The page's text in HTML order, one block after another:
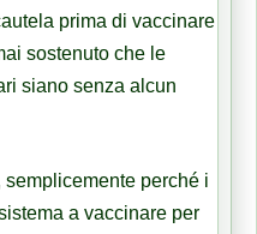
prima di vaccinare
sostenuto che le
siano senza alcun
perché i
a vaccinare per